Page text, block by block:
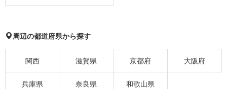
周辺の都道府県から探す
関西 滋賀県 京都府 大阪府
兵庫県 奈良県 和歌山県